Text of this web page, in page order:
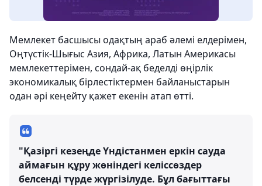
Мемлекет басшысы одақтың араб әлемі елдерімен,
Оңтүстік-Шығыс Азия, Африка, Латын Америкасы
мемлекеттерімен, сондай-ақ беделді өңірлік
экономикалық бірлестіктермен байланыстарын
одан әрі кеңейту қажет екенін атап өтті.
"Қазіргі кезеңде Үндістанмен еркін сауда
аймағын құру жөніндегі келіссөздер
белсенді түрде жүргізілуде. Бұл бағыттағы